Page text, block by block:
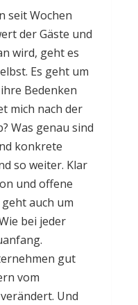
seit Wochen
der Gäste und
wird, geht es
Es geht um
Bedenken
mich nach der
Was genau sind
konkrete
so weiter. Klar
und offene
auch um
bei jeder
gut
vom
Und